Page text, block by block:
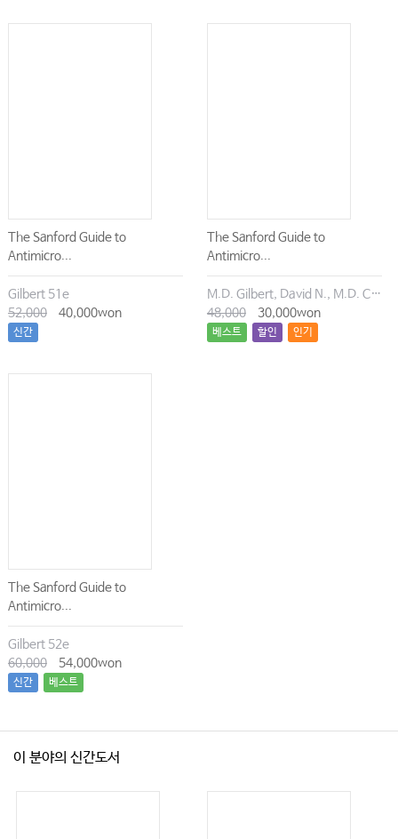
The Sanford Guide to
Antimicro...
Gilbert 51e
52,000
40,000won
신간
The Sanford Guide to
Antimicro...
M.D. Gilbert, David N., M.D. Chambers, Henry F., M.D. Eliopoulos, George M., M.D. Saag, Michael S., M.D. Pavia, Andrew T.
48,000
30,000won
베스트 할인 인기
The Sanford Guide to
Antimicro...
Gilbert 52e
60,000
54,000won
신간 베스트
이 분야의 신간도서